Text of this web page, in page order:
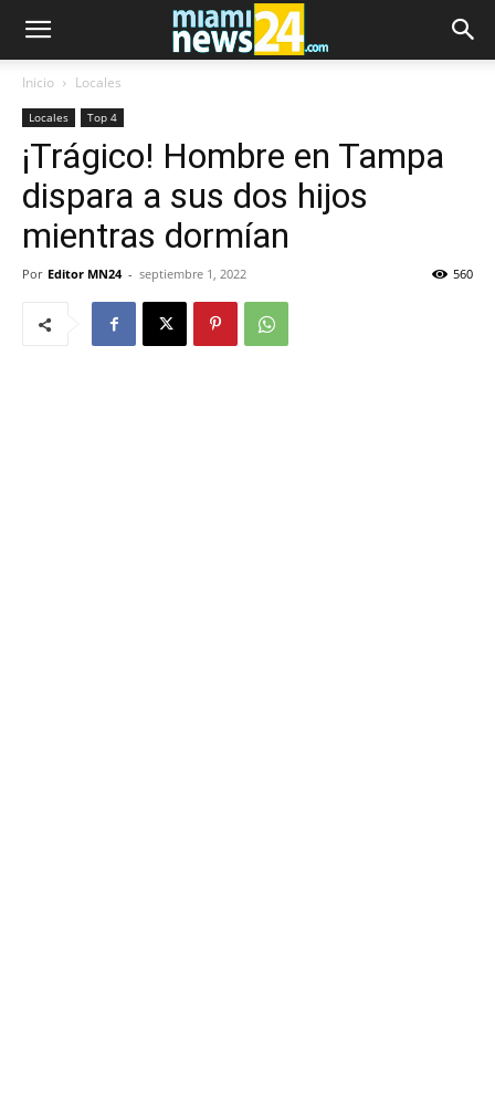
Inicio Locales
Locales Top 4
¡Trágico! Hombre en Tampa
dispara a sus dos hijos
mientras dormían
Por Editor MN24 - septiembre 1, 2022 560